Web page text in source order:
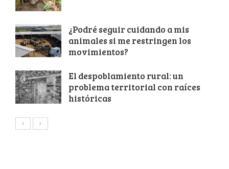
¿Podré seguir cuidando a mis
animales si me restringen los
movimientos?
El despoblamiento rural: un
problema territorial con raíces
históricas